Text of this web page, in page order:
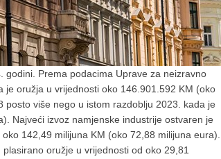
godini. Prema podacima Uprave za neizravno
je oružja u vrijednosti oko 146.901.592 KM (oko
više nego u istom razdoblju 2023. kada je
Najveći izvoz namjenske industrije ostvaren je
142,49 milijuna KM (oko 72,88 milijuna eura).
oružje u vrijednosti od oko 29,81